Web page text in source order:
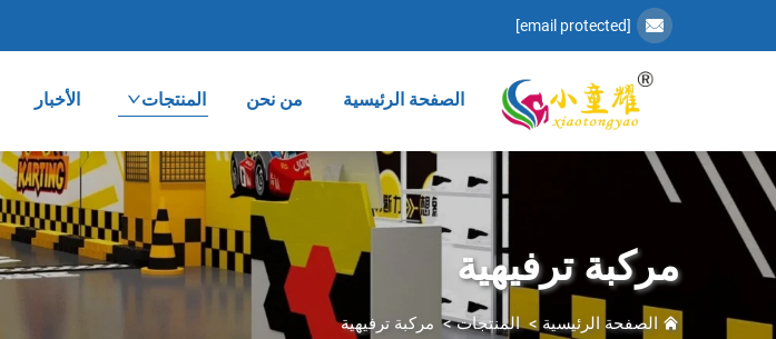
[email protected]
الصفحة الرئيسية من نحن المنتجات الأخبار
مركبة ترفيهية
الصفحة الرئيسية >المنتجات> مركبة ترفيهية